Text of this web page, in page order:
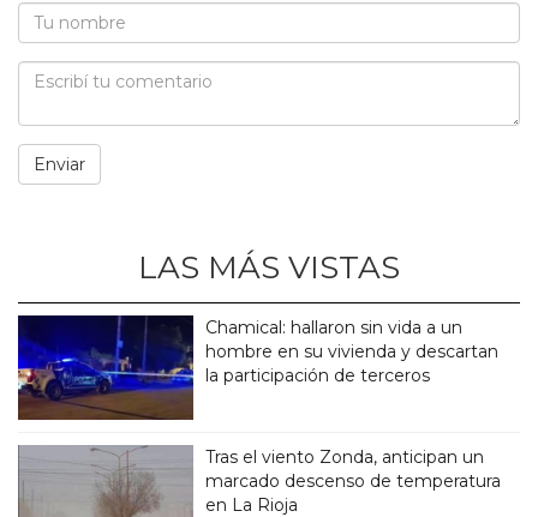
LAS MÁS VISTAS
Chamical: hallaron sin vida a un
hombre en su vivienda y descartan
la participación de terceros
Tras el viento Zonda, anticipan un
marcado descenso de temperatura
en La Rioja